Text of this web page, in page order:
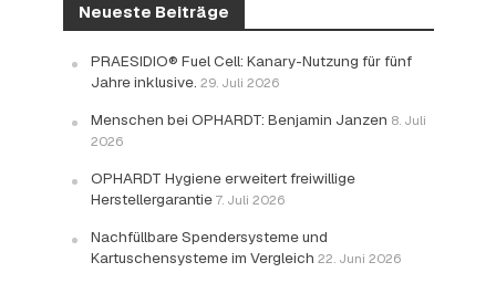
Neueste Beiträge
PRAESIDIO® Fuel Cell: Kanary-Nutzung für fünf
Jahre inklusive. 29. Juli 2026
Menschen bei OPHARDT: Benjamin Janzen 8. Juli
2026
OPHARDT Hygiene erweitert freiwillige
Herstellergarantie 7. Juli 2026
Nachfüllbare Spendersysteme und
Kartuschensysteme im Vergleich 22. Juni 2026